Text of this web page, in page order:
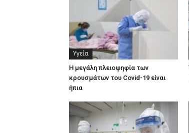
Υγεία
Η μεγάλη πλειοψηφία των
κρουσμάτων του Covid-19 είναι
ήπια